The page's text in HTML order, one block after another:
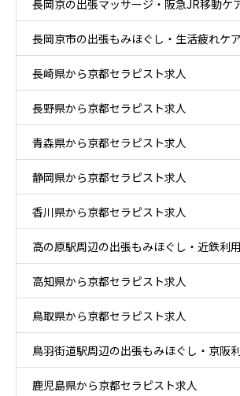
長岡京の出張マッサージ・阪急JR移動ケ
長岡京市の出張もみほぐし・生活疲れケア
長崎県から京都セラピスト求人
長野県から京都セラピスト求人
青森県から京都セラピスト求人
静岡県から京都セラピスト求人
香川県から京都セラピスト求人
高の原駅周辺の出張もみほぐし・近鉄利
高知県から京都セラピスト求人
鳥取県から京都セラピスト求人
鳥羽街道駅周辺の出張もみほぐし・京阪
ア
鹿児島県から京都セラピスト求人